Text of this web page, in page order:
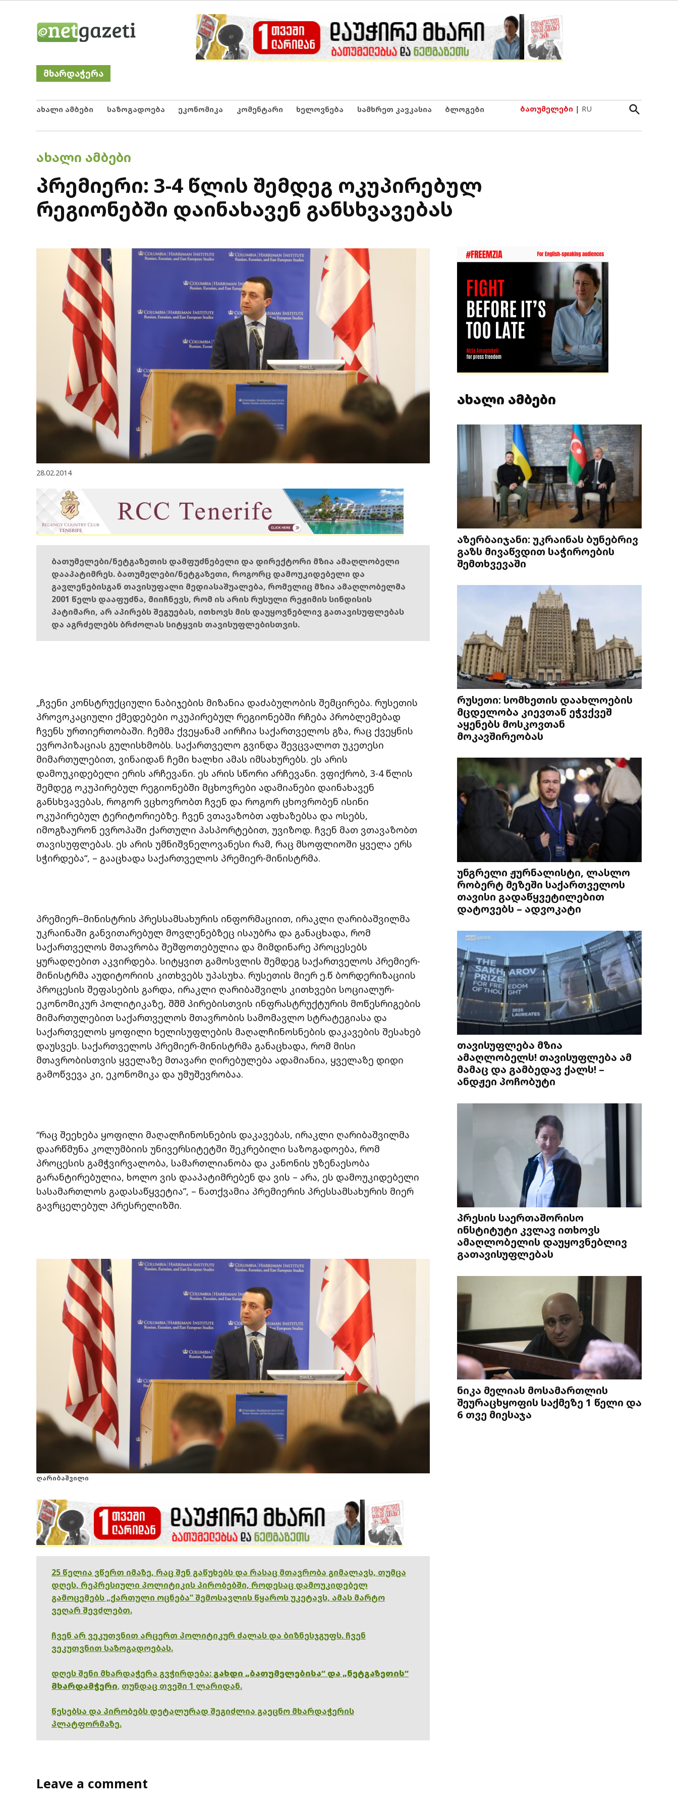
Netgazeti
მხარდაჭერა
ახალი ამბები საზოგადოება ეკონომიკა კომენტარი ხელოვნება სამხრეთ კავკასია ბლოგები ბათუმელები | RU
Open
Search
POSTED
ᲐᲮᲐᲚᲘ ᲐᲛᲑᲔᲑᲘ
პრემიერი: 3-4 წლის შემდეგ ოკუპირებულ
რეგიონებში დაინახავენ განსხვავებას
28.02.2014
ბათუმელები/ნეტგაზეთის დამფუძნებელი და დირექტორი მზია ამაღლობელი
დააპატიმრეს. ბათუმელები/ნეტგაზეთი, როგორც დამოუკიდებელი და
გავლენებისგან თავისუფალი მედიასაშუალება, რომელიც მზია ამაღლობელმა
2001 წელს დააფუძნა, მიიჩნევს, რომ ის არის რუსული რეჟიმის სინდისის
პატიმარი, არ აპირებს შეგუებას, ითხოვს მის დაუყოვნებლივ გათავისუფლებას
და აგრძელებს ბრძოლას სიტყვის თავისუფლებისთვის.
„ჩვენი კონსტრუქციული ნაბიჯების მიზანია დაძაბულობის შემცირება. რუსეთის
პროვოკაციული ქმედებები ოკუპირებულ რეგიონებში რჩება პრობლემებად
ჩვენს ურთიერთობაში. ჩემმა ქვეყანამ აირჩია საქართველოს გზა, რაც ქვეყნის
ევროპიზაციას გულისხმობს. საქართველო გვინდა შევცვალოთ უკეთესი
მიმართულებით, ვინაიდან ჩემი ხალხი ამას იმსახურებს. ეს არის
დამოუკიდებელი ერის არჩევანი. ეს არის სწორი არჩევანი. ვფიქრობ, 3-4 წლის
შემდეგ ოკუპირებულ რეგიონებში მცხოვრები ადამიანები დაინახავენ
განსხვავებას, როგორ ვცხოვრობთ ჩვენ და როგორ ცხოვრობენ ისინი
ოკუპირებულ ტერიტორიებზე. ჩვენ ვთავაზობთ აფხაზებსა და ოსებს,
იმოგზაურონ ევროპაში ქართული პასპორტებით, უვიზოდ. ჩვენ მათ ვთავაზობთ
თავისუფლებას. ეს არის უმნიშვნელოვანესი რამ, რაც მსოფლიოში ყველა ერს
სჭირდება“, – გააცხადა საქართველოს პრემიერ-მინისტრმა.
პრემიერ–მინისტრის პრესსამსახურის ინფორმაციით, ირაკლი ღარიბაშვილმა
უკრაინაში განვითარებულ მოვლენებზეც ისაუბრა და განაცხადა, რომ
საქართველოს მთავრობა შეშფოთებულია და მიმდინარე პროცესებს
ყურადღებით აკვირდება. სიტყვით გამოსვლის შემდეგ საქართველოს პრემიერ-
მინისტრმა აუდიტორიის კითხვებს უპასუხა. რუსეთის მიერ ე.წ ბორდერიზაციის
პროცესის შეფასების გარდა, ირაკლი ღარიბაშვილს კითხვები სოციალურ-
ეკონომიკურ პოლიტიკაზე, შშმ პირებისთვის ინფრასტრუქტურის მოწესრიგების
მიმართულებით საქართველოს მთავრობის სამომავლო სტრატეგიასა და
საქართველოს ყოფილი ხელისუფლების მაღალჩინოსნების დაკავების შესახებ
დაუსვეს. საქართველოს პრემიერ-მინისტრმა განაცხადა, რომ მისი
მთავრობისთვის ყველაზე მთავარი ღირებულება ადამიანია, ყველაზე დიდი
გამოწვევა კი, ეკონომიკა და უმუშევრობაა.
“რაც შეეხება ყოფილი მაღალჩინოსნების დაკავებას, ირაკლი ღარიბაშვილმა
დაარწმუნა კოლუმბიის უნივერსიტეტში შეკრებილი საზოგადოება, რომ
პროცესის გამჭვირვალობა, სამართლიანობა და კანონის უზენაესობა
გარანტირებულია, ხოლო ვის დააპატიმრებენ და ვის – არა, ეს დამოუკიდებელი
სასამართლოს გადასაწყვეტია”, – ნათქვამია პრემიერის პრესსამსახურის მიერ
გავრცელებულ პრესრელიზში.
ღარიბაშვილი
25 წელია ვწერთ იმაზე, რაც შენ გაწუხებს და რასაც მთავრობა გიმალავს, თუმცა
დღეს, რეპრესიული პოლიტიკის პირობებში, როდესაც დამოუკიდებელ
გამოცემებს „ქართული ოცნება“ შემოსავლის წყაროს უკეტავს, ამას მარტო
ვეღარ შევძლებთ.
ჩვენ არ ვეკუთვნით არცერთ პოლიტიკურ ძალას და ბიზნესჯგუფს. ჩვენ
ვეკუთვნით საზოგადოებას.
დღეს შენი მხარდაჭერა გვჭირდება: გახდი „ბათუმელებისა“ და „ნეტგაზეთის“
მხარდამჭერი, თუნდაც თვეში 1 ლარიდან.
წესებსა და პირობებს დეტალურად შეგიძლია გაეცნო მხარდაჭერის
პლატფორმაზე.
Leave a comment
ახალი ამბები
აზერბაიჯანი: უკრაინას ბუნებრივ
გაზს მივაწვდით საჭიროების
შემთხვევაში
რუსეთი: სომხეთის დაახლოების
მცდელობა კიევთან ეჭვქვეშ
აყენებს მოსკოვთან
მოკავშირეობას
უნგრელი ჟურნალისტი, ლასლო
რობერტ მეზეში საქართველოს
თავისი გადაწყვეტილებით
დატოვებს – ადვოკატი
თავისუფლება მზია
ამაღლობელს! თავისუფლება ამ
მამაც და გამბედავ ქალს! –
ანდჟეი პოჩობუტი
პრესის საერთაშორისო
ინსტიტუტი კვლავ ითხოვს
ამაღლობელის დაუყოვნებლივ
გათავისუფლებას
ნიკა მელიას მოსამართლის
შეურაცხყოფის საქმეზე 1 წელი და
6 თვე მიესაჯა